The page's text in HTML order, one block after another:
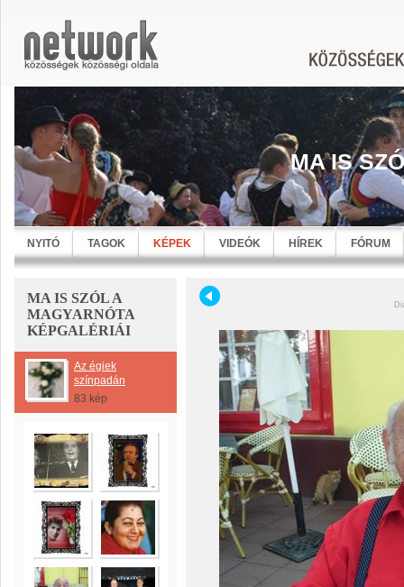
MA IS
NYITÓ TAGOK KÉPEK VIDEÓK HÍREK FÓRUM
MA IS SZÓL A
MAGYARNÓTA
KÉPGALÉRIÁI
Az égiek
színpadán
83 kép